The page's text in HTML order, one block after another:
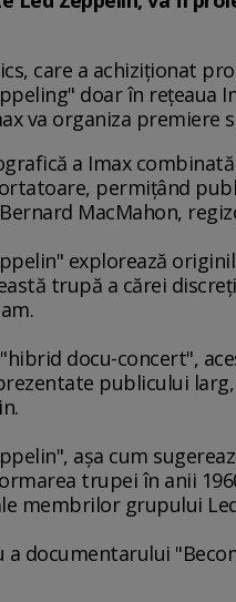
care a achiziţionat
doar în reţeaua
va organiza premiere
a Imax
permiţând
MacMahon,
explorează
trupă a cărei
docu-concert",
publicului
aşa cum
trupei în anii
membrilor grupului
a documentarului